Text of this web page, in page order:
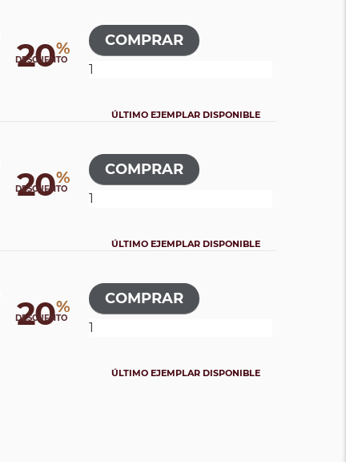
20%
DESCUENTO
ÚLTIMO EJEMPLAR DISPONIBLE
20%
DESCUENTO
ÚLTIMO EJEMPLAR DISPONIBLE
20%
DESCUENTO
ÚLTIMO EJEMPLAR DISPONIBLE